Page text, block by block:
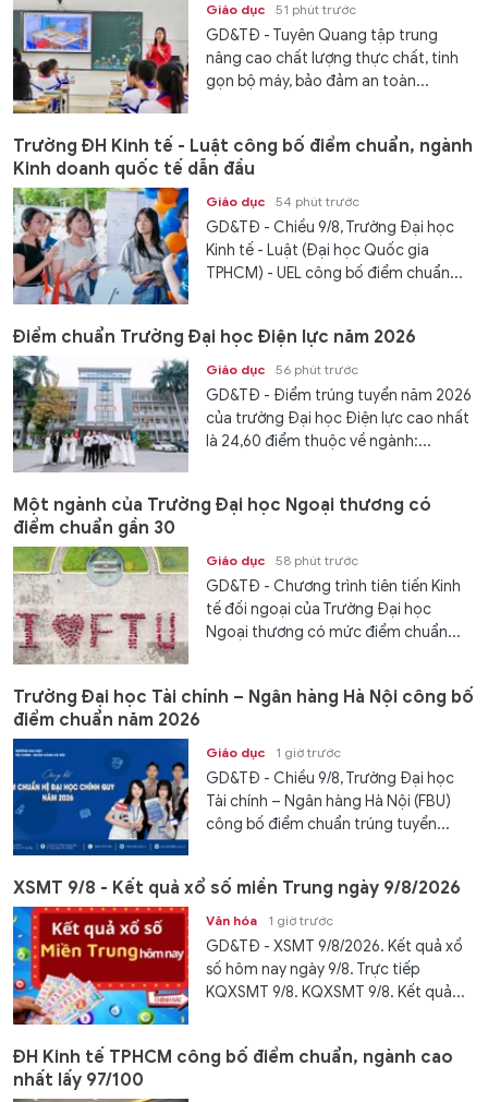
Giáo dục 51 phút trước
GD&TĐ - Tuyên Quang tập trung
nâng cao chất lượng thực chất, tinh
gọn bộ máy, bảo đảm an toàn...
Trường ĐH Kinh tế - Luật công bố điểm chuẩn, ngành
Kinh doanh quốc tế dẫn đầu
Giáo dục 54 phút trước
GD&TĐ - Chiều 9/8, Trường Đại học
Kinh tế - Luật (Đại học Quốc gia
TPHCM) - UEL công bố điểm chuẩn...
Điểm chuẩn Trường Đại học Điện lực năm 2026
Giáo dục 56 phút trước
GD&TĐ - Điểm trúng tuyển năm 2026
của trường Đại học Điện lực cao nhất
là 24,60 điểm thuộc về ngành:...
Một ngành của Trường Đại học Ngoại thương có
điểm chuẩn gần 30
Giáo dục 58 phút trước
GD&TĐ - Chương trình tiên tiến Kinh
tế đối ngoại của Trường Đại học
Ngoại thương có mức điểm chuẩn...
Trường Đại học Tài chính – Ngân hàng Hà Nội công bố
điểm chuẩn năm 2026
Giáo dục 1 giờ trước
GD&TĐ - Chiều 9/8, Trường Đại học
Tài chính – Ngân hàng Hà Nội (FBU)
công bố điểm chuẩn trúng tuyển...
XSMT 9/8 - Kết quả xổ số miền Trung ngày 9/8/2026
Văn hóa 1 giờ trước
GD&TĐ - XSMT 9/8/2026. Kết quả xổ
số hôm nay ngày 9/8. Trực tiếp
KQXSMT 9/8. KQXSMT 9/8. Kết quả...
ĐH Kinh tế TPHCM công bố điểm chuẩn, ngành cao
nhất lấy 97/100